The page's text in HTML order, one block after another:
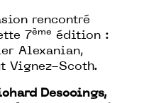
rencontré
7ème édition :
Alexanian,
Vignez-Scoth.
Descoings,